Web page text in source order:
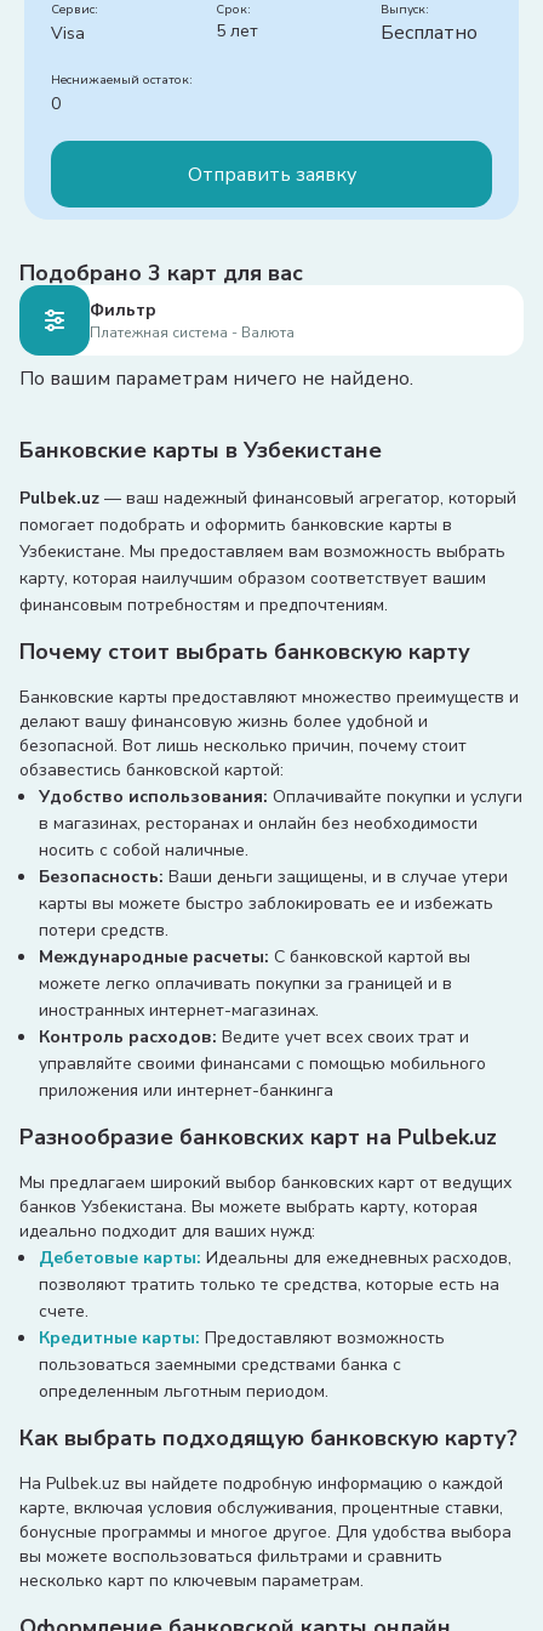
Доставка на дом:Есть
Cashback:
-
1% в кассах и банкоматах банка Hamkor и
Сервис:
Visa
срок:
5 лет
Выпуск:
Бесплатно
Неснижаемый остаток:
0
Отправить заявку
Способ оформления карты:
Тип карты:
Доставка на дом:Нет
Cashback:
Платежи:
0.5% (Humo и UzCard)
Пополнение с карты другого банка:
0% (в приложении Uzum Bank)
0%, до 100 000 000 сум на другие карты до 31
декабря 2024
После окончания акции 0.5% (Humo и Uzcard)
5% (за перевод микрозайма на карту
взимается комиссия согласно тарифам банка)
Снятие наличных:
-
Подобрано 3 карт для вас
Фильтр
Платежная система - Валюта
По вашим параметрам ничего не найдено.
Банковские карты в Узбекистане
Pulbek.uz — ваш надежный финансовый агрегатор, который
помогает подобрать и оформить банковские карты в
Узбекистане. Мы предоставляем вам возможность выбрать
карту, которая наилучшим образом соответствует вашим
финансовым потребностям и предпочтениям.
Почему стоит выбрать банковскую карту
Банковские карты предоставляют множество преимуществ и
делают вашу финансовую жизнь более удобной и
безопасной. Вот лишь несколько причин, почему стоит
обзавестись банковской картой:
Удобство использования: Оплачивайте покупки и услуги
в магазинах, ресторанах и онлайн без необходимости
носить с собой наличные.
Безопасность: Ваши деньги защищены, и в случае утери
карты вы можете быстро заблокировать ее и избежать
потери средств.
Международные расчеты: С банковской картой вы
можете легко оплачивать покупки за границей и в
иностранных интернет-магазинах.
Контроль расходов: Ведите учет всех своих трат и
управляйте своими финансами с помощью мобильного
приложения или интернет-банкинга
Разнообразие банковских карт на Pulbek.uz
Мы предлагаем широкий выбор банковских карт от ведущих
банков Узбекистана. Вы можете выбрать карту, которая
идеально подходит для ваших нужд:
Дебетовые карты: Идеальны для ежедневных расходов,
позволяют тратить только те средства, которые есть на
счете.
Кредитные карты: Предоставляют возможность
пользоваться заемными средствами банка с
определенным льготным периодом.
Как выбрать подходящую банковскую карту?
На Pulbek.uz вы найдете подробную информацию о каждой
карте, включая условия обслуживания, процентные ставки,
бонусные программы и многое другое. Для удобства выбора
вы можете воспользоваться фильтрами и сравнить
несколько карт по ключевым параметрам.